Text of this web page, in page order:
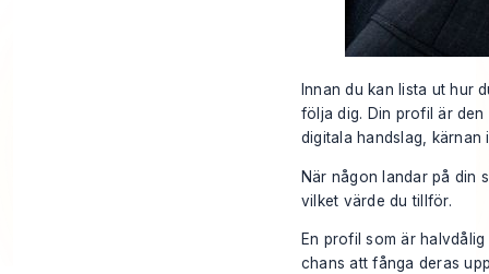
Innan du kan lista ut hur
följa dig. Din profil är den
digitala handslag, kärnan
När någon landar på din
vilket värde du tillför.
En profil som är
chans att fånga deras